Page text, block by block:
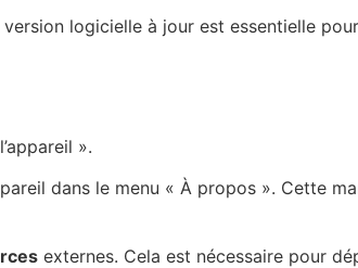
logicielle à jour est essentielle
».
dans le menu « À propos ». Cette
externes. Cela est nécessaire pour